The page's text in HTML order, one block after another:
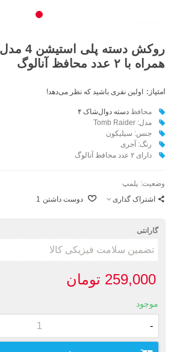
همراه با ۲ عدد محافظ آنالوگ
امتیاز: اولین نفری باشید که نظر می‌دهد!
محافظدسته دوال‌شاک ۴
مدل: Tomb Raider
جنس: سیلیکون
رنگ: آجری
دارای ۲ عدد محافظ آنالوگ
وضعیت: پلمپ
اشتراک گذاری
دوست داشتن 1
گارانتی
259,000 تومان
موجود
-